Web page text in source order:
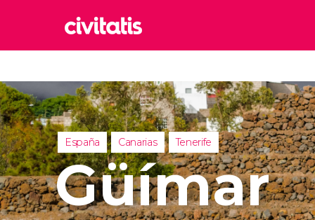
Italia
Reino
Reino
España Canarias Tenerife
Güímar